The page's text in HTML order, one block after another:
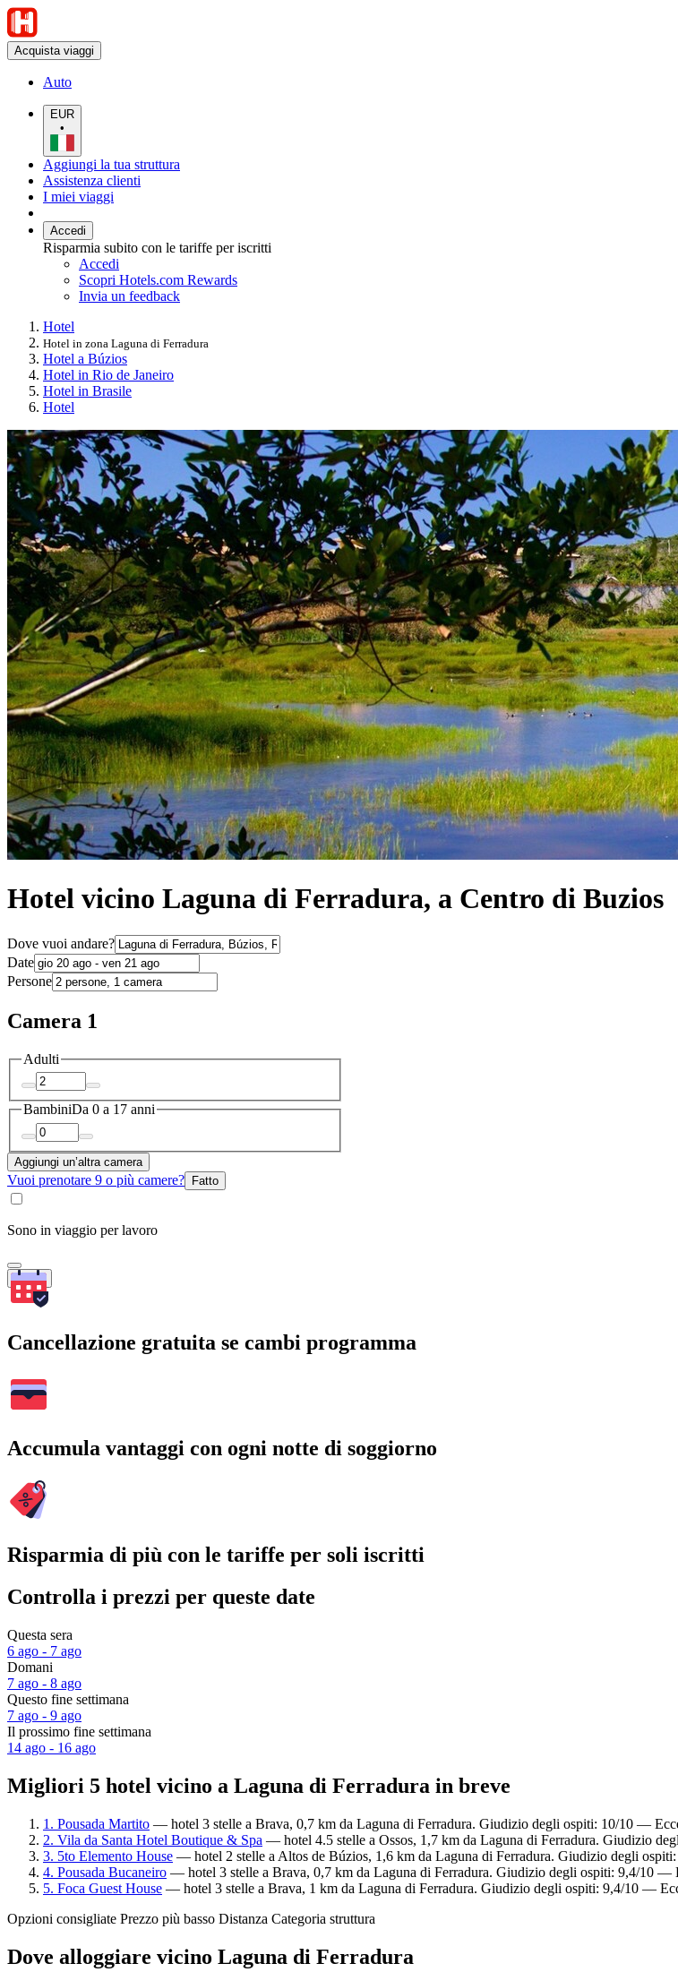
Acquista viaggi
Auto
EUR
•
Aggiungi la tua struttura
Assistenza clienti
I miei viaggi
Accedi
Risparmia subito con le tariffe per iscritti
Accedi
Scopri Hotels.com Rewards
Invia un feedback
Hotel
Hotel in zona Laguna di Ferradura
Hotel a Búzios
Hotel in Rio de Janeiro
Hotel in Brasile
Hotel
Hotel vicino Laguna di Ferradura, a Centro di Buzios
Dove vuoi andare?
Date
Persone
Camera 1
Adulti
BambiniDa 0 a 17 anni
Aggiungi un’altra camera
Vuoi prenotare 9 o più camere? Fatto
Sono in viaggio per lavoro
Cerca
Cancellazione gratuita se cambi programma
Accumula vantaggi con ogni notte di soggiorno
Risparmia di più con le tariffe per soli iscritti
Controlla i prezzi per queste date
Questa sera
6 ago - 7 ago
Domani
7 ago - 8 ago
Questo fine settimana
7 ago - 9 ago
Il prossimo fine settimana
14 ago - 16 ago
Migliori 5 hotel vicino a Laguna di Ferradura in breve
1. Pousada Martito — hotel 3 stelle a Brava, 0,7 km da Laguna di Ferradura. Giudizio degli ospiti: 10/10 —
2. Vila da Santa Hotel Boutique & Spa — hotel 4.5 stelle a Ossos, 1,7 km da Laguna di Ferradura. Giudizio
3. 5to Elemento House — hotel 2 stelle a Altos de Búzios, 1,6 km da Laguna di Ferradura. Giudizio degli
4. Pousada Bucaneiro — hotel 3 stelle a Brava, 0,7 km da Laguna di Ferradura. Giudizio degli ospiti: 9,4/10 —
5. Foca Guest House — hotel 3 stelle a Brava, 1 km da Laguna di Ferradura. Giudizio degli ospiti: 9,4/10 —
Opzioni consigliate Prezzo più basso Distanza Categoria struttura
Dove alloggiare vicino Laguna di Ferradura